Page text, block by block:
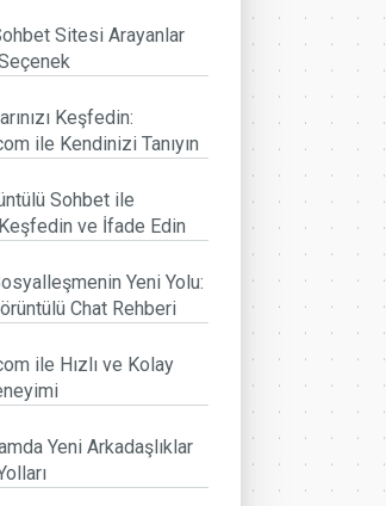
Sitesi Arayanlar
Keşfedin:
ile Kendinizi Tanıyın
Sohbet ile
ve İfade Edin
Yeni Yolu:
Chat Rehberi
ile Hızlı ve Kolay
Yeni Arkadaşlıklar